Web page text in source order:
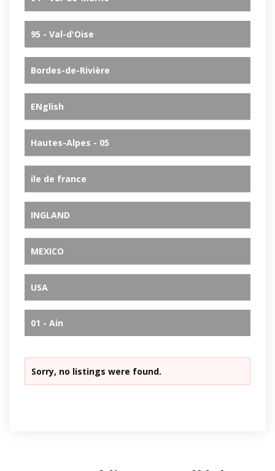
95 - Val-d'Oise
Bordes-de-Rivière
ENglish
Hautes-Alpes - 05
ile de france
INGLAND
MEXICO
USA
01 - Ain
Sorry, no listings were found.